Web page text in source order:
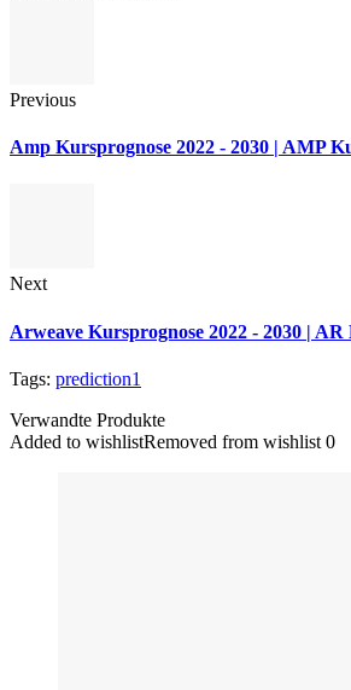
Previous
Amp Kursprognose 2022 - 2030 | AMP
Next
Arweave Kursprognose 2022 - 2030 |
Tags: prediction1
Verwandte Produkte
Added to wishlistRemoved from wishlist 0